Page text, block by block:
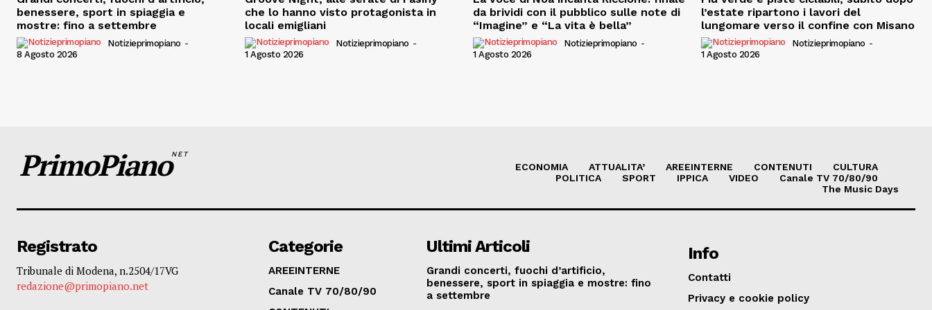
benessere, sport in spiaggia e
mostre: fino a settembre
Notizieprimopiano -
8 Agosto 2026
che lo hanno visto protagonista in
locali emigliani
Notizieprimopiano -
1 Agosto 2026
da brividi con il pubblico sulle note di
“Imagine” e “La vita è bella”
Notizieprimopiano -
1 Agosto 2026
l’estate ripartono i lavori del
lungomare verso il confine con Misano
Notizieprimopiano -
1 Agosto 2026
PrimoPianoNET
ECONOMIA ATTUALITA’ AREEINTERNE CONTENUTI
CULTURA
POLITICA
SPORT IPPICA VIDEO
Canale TV 70/80/90
The Music Days
Registrato
Tribunale di Modena, n.2504/17VG
redazione@primopiano.net
Categorie
AREEINTERNE
Canale TV 70/80/90
Ultimi Articoli
Grandi concerti, fuochi d’artificio,
benessere, sport in spiaggia e mostre: fino
a settembre
Info
Contatti
Privacy e cookie policy